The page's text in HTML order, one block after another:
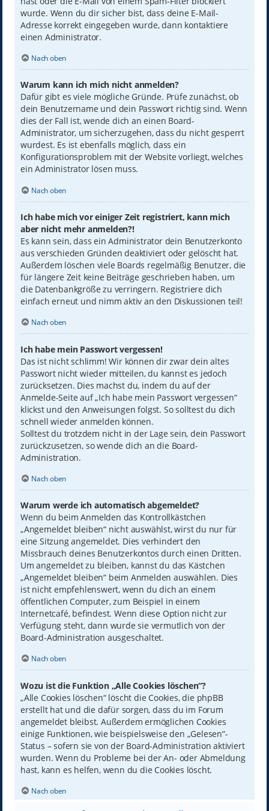
wurde. Wenn du dir sicher bist, dass deine E-Mail-
Adresse korrekt eingegeben wurde, dann kontaktiere
einen Administrator.
Nach oben
Warum kann ich mich nicht anmelden?
Dafür gibt es viele mögliche Gründe. Prüfe zunächst, ob
dein Benutzername und dein Passwort richtig sind. Wenn
dies der Fall ist, wende dich an einen Board-
Administrator, um sicherzugehen, dass du nicht gesperrt
wurdest. Es ist ebenfalls möglich, dass ein
Konfigurationsproblem mit der Website vorliegt, welches
ein Administrator lösen muss.
Nach oben
Ich habe mich vor einiger Zeit registriert, kann mich
aber nicht mehr anmelden?!
Es kann sein, dass ein Administrator dein Benutzerkonto
aus verschieden Gründen deaktiviert oder gelöscht hat.
Außerdem löschen viele Boards regelmäßig Benutzer, die
für längere Zeit keine Beiträge geschrieben haben, um
die Datenbankgröße zu verringern. Registriere dich
einfach erneut und nimm aktiv an den Diskussionen teil!
Nach oben
Ich habe mein Passwort vergessen!
Das ist nicht schlimm! Wir können dir zwar dein altes
Passwort nicht wieder mitteilen, du kannst es jedoch
zurücksetzen. Dies machst du, indem du auf der
Anmelde-Seite auf „Ich habe mein Passwort vergessen“
klickst und den Anweisungen folgst. So solltest du dich
schnell wieder anmelden können.
Solltest du trotzdem nicht in der Lage sein, dein Passwort
zurückzusetzen, so wende dich an die Board-
Administration.
Nach oben
Warum werde ich automatisch abgemeldet?
Wenn du beim Anmelden das Kontrollkästchen
„Angemeldet bleiben“ nicht auswählst, wirst du nur für
eine Sitzung angemeldet. Dies verhindert den
Missbrauch deines Benutzerkontos durch einen Dritten.
Um angemeldet zu bleiben, kannst du das Kästchen
„Angemeldet bleiben“ beim Anmelden auswählen. Dies
ist nicht empfehlenswert, wenn du dich an einem
öffentlichen Computer, zum Beispiel in einem
Internetcafé, befindest. Wenn diese Option nicht zur
Verfügung steht, dann wurde sie vermutlich von der
Board-Administration ausgeschaltet.
Nach oben
Wozu ist die Funktion „Alle Cookies löschen“?
„Alle Cookies löschen“ löscht die Cookies, die phpBB
erstellt hat und die dafür sorgen, dass du im Forum
angemeldet bleibst. Außerdem ermöglichen Cookies
einige Funktionen, wie beispielsweise den „Gelesen“-
Status – sofern sie von der Board-Administration aktiviert
wurden. Wenn du Probleme bei der An- oder Abmeldung
hast, kann es helfen, wenn du die Cookies löscht.
Nach oben